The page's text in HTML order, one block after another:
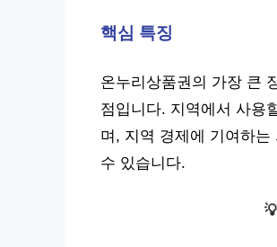
핵심 특징
온누리상품권의 가장 큰
점입니다. 지역에서 사용
며, 지역 경제에 기여하
수 있습니다.